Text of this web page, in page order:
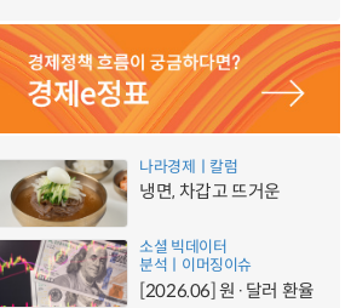
나라경제ㅣ칼럼
냉면, 차갑고 뜨거운
소셜 빅데이터
분석ㅣ이머징이슈
[2026.06] 원·달러 환율